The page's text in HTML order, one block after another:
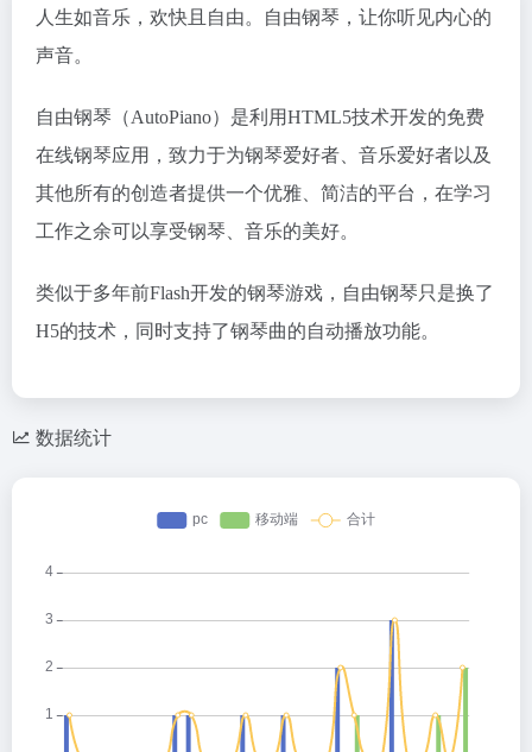
人生如音乐，欢快且自由。自由钢琴，让你听见内心的
声音。
自由钢琴（AutoPiano）是利用HTML5技术开发的免费
在线钢琴应用，致力于为钢琴爱好者、音乐爱好者以及
其他所有的创造者提供一个优雅、简洁的平台，在学习
工作之余可以享受钢琴、音乐的美好。
类似于多年前Flash开发的钢琴游戏，自由钢琴只是换了
H5的技术，同时支持了钢琴曲的自动播放功能。
数据统计